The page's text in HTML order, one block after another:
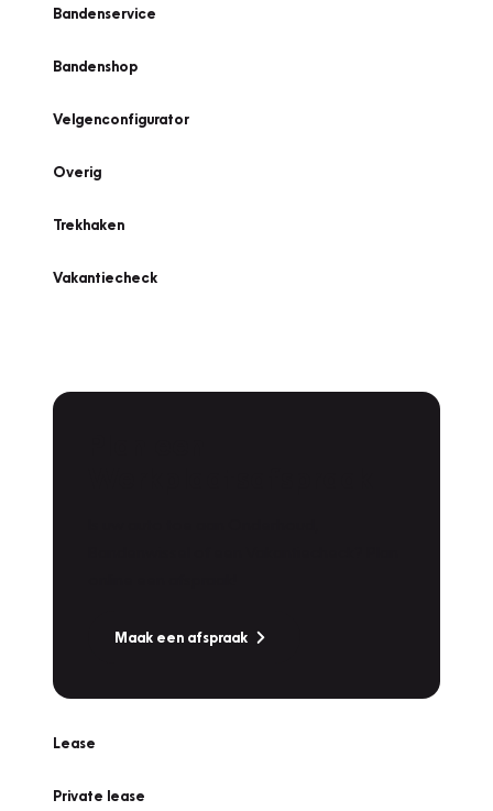
Bandenservice
Bandenshop
Velgenconfigurator
Overig
Trekhaken
Vakantiecheck
Maak een afspraak
Lease
Private lease